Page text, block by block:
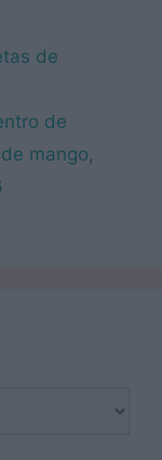
de
de
mango,